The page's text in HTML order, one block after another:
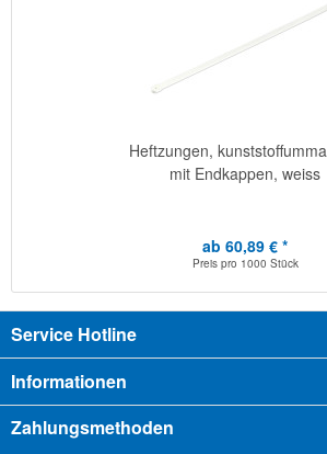
Heftzungen,
mit Endkappen, weiss
ab 60,89 € *
Preis pro 1000 Stück
Service Hotline
Informationen
Zahlungsmethoden